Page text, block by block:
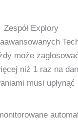
Zespół Explory
może
niż 1 raz na
musi upłynąć